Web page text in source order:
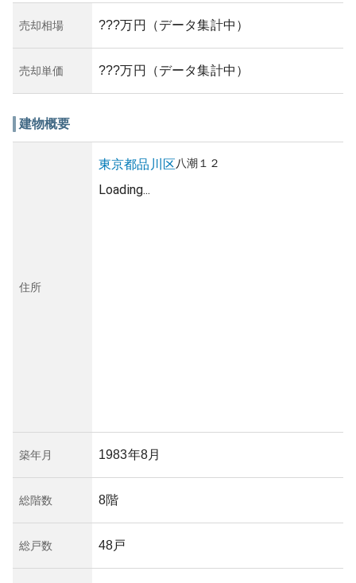
には、建物全体の構造や耐震性をしっかり確認する必要が
あります。エリア特性や需要による資産性において傾向を
理解し、適切なリスク管理を心がけることが肝要です。
周辺には必要となる基本的なインフラや商業施設が整って
おり、教育施設も充実しているため家族向けの居住にも適
寄与していると考えられます。
売却相場 ???万円（データ集計中）
売却単価 ???万円（データ集計中）
建物概要
住所
東京都品川区八潮 １２
Loading...
築年月 1983年8月
総階数 8階
総戸数 48戸